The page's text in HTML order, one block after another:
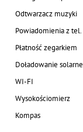
Odtwarzacz muzyki
Powiadomienia z tel.
Płatność zegarkiem
Doładowanie solarne
WI-FI
Wysokościomierz
Kompas